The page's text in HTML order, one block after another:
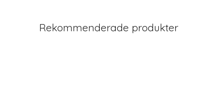
Rekommenderade produkter